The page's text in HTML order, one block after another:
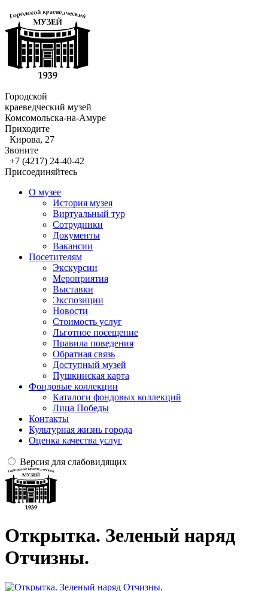
Городской
краеведческий музей
Комсомольска-на-Амуре
Приходите
Кирова, 27
Звоните
+7 (4217) 24-40-42
Присоединяйтесь
О музее
История музея
Виртуальный тур
Сотрудники
Документы
Вакансии
Посетителям
Экскурсии
Мероприятия
Выставки
Экспозиции
Новости
Стоимость услуг
Льготное посещение
Правила поведения
Обратная связь
Доступный музей
Пушкинская карта
Фондовые коллекции
Каталоги фондовых коллекций
Лица Победы
Контакты
Культурная жизнь города
Оценка качества услуг
Версия для слабовидящих
Открытка. Зеленый наряд
Отчизны.